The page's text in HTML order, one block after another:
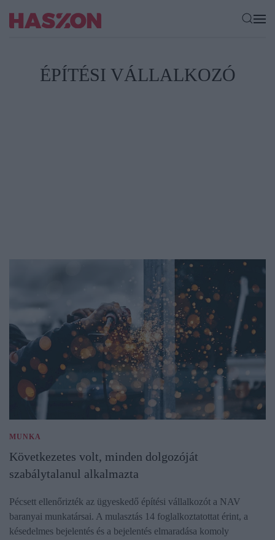
ÉPÍTÉSI VÁLLALKOZÓ
MUNKA
Következetes volt, minden dolgozóját
szabálytalanul alkalmazta
Pécsett ellenőrizték az ügyeskedő építési vállalkozót a NAV
baranyai munkatársai. A mulasztás 14 foglalkoztatottat érint, a
késedelmes bejelentés és a bejelentés elmaradása komoly